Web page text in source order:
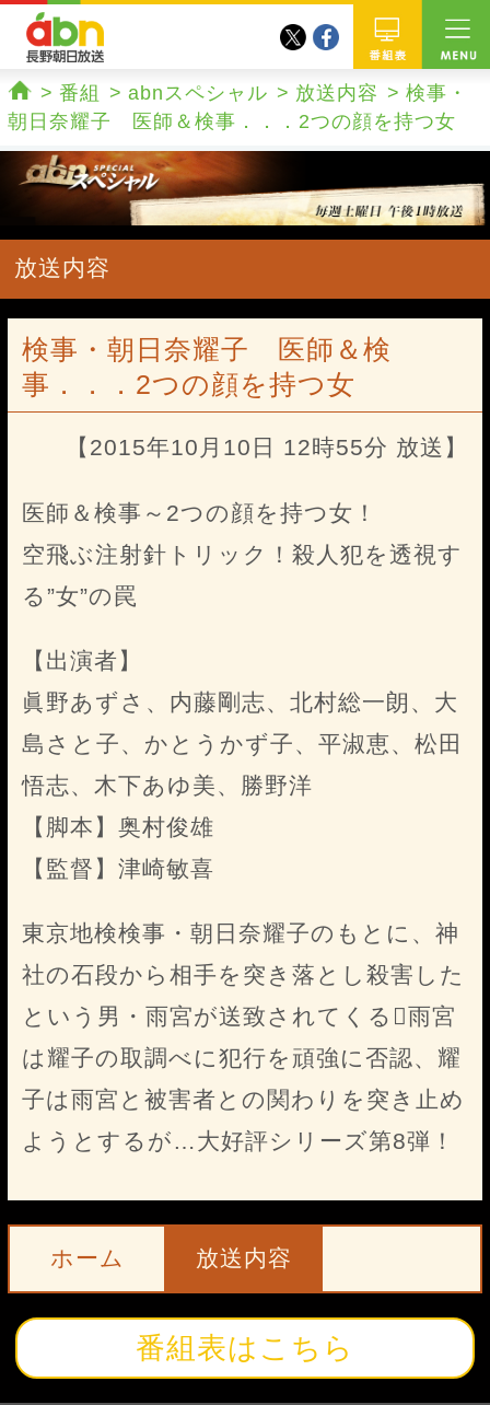
番組
twitterfacebook
ホーム
番組 abnスペシャル 放送内容
検事・
朝日奈耀子 医師＆検事．．．2つの顔を持つ女
放送内容
検事・朝日奈耀子 医師＆検
事．．．2つの顔を持つ女
【2015年10月10日 12時55分 放送】
医師＆検事～2つの顔を持つ女！
空飛ぶ注射針トリック！殺人犯を透視す
る”女”の罠
【出演者】
眞野あずさ、内藤剛志、北村総一朗、大
島さと子、かとうかず子、平淑恵、松田
悟志、木下あゆ美、勝野洋
【脚本】奥村俊雄
【監督】津崎敏喜
東京地検検事・朝日奈耀子のもとに、神
社の石段から相手を突き落とし殺害した
という男・雨宮が送致されてくる雨宮
は耀子の取調べに犯行を頑強に否認、耀
子は雨宮と被害者との関わりを突き止め
ようとするが…大好評シリーズ第8弾！
ホーム 放送内容
番組表はこちら